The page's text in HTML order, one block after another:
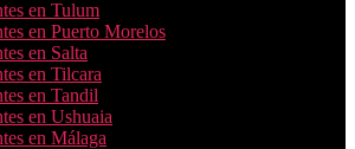
en Tulum
en Puerto Morelos
en Salta
en Tilcara
en Tandil
en Ushuaia
en Málaga